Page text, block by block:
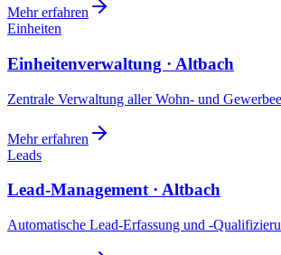
Mehr erfahren
Einheiten
Einheitenverwaltung · Altbach
Zentrale Verwaltung aller Wohn- und
Mehr erfahren
Leads
Lead-Management · Altbach
Automatische Lead-Erfassung und -